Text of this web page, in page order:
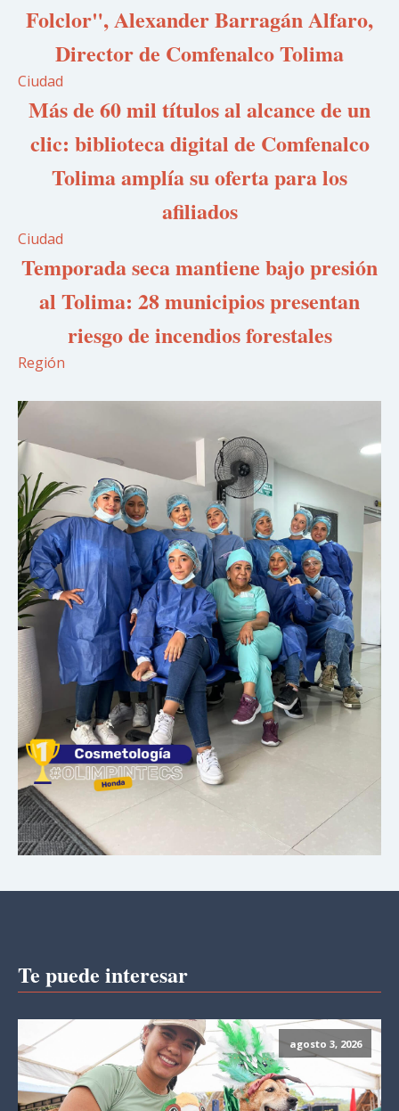
Folclor", Alexander Barragán Alfaro,
Director de Comfenalco Tolima
Ciudad
Más de 60 mil títulos al alcance de un
clic: biblioteca digital de Comfenalco
Tolima amplía su oferta para los
afiliados
Ciudad
Temporada seca mantiene bajo presión
al Tolima: 28 municipios presentan
riesgo de incendios forestales
Región
Te puede interesar
agosto 3, 2026